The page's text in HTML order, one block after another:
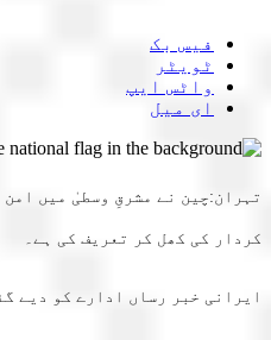
فیس بک
ٹویٹر
واٹس ایپ
ای میل
تہران:چین نے مشرقِ وسطیٰ میں
کردار کی کھل کر تعریف کی ہے۔
ایرانی خبر رساں ادارے کو دیے